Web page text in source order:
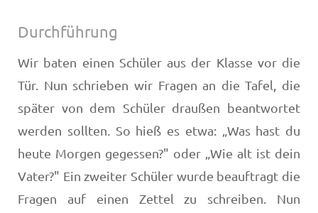
Durchführung
Wir baten einen Schüler aus der Klasse vor die
Tür. Nun schrieben wir Fragen an die Tafel, die
später von dem Schüler draußen beantwortet
werden sollten. So hieß es etwa: „Was hast du
heute Morgen gegessen?" oder „Wie alt ist dein
Vater?" Ein zweiter Schüler wurde beauftragt die
Fragen auf einen Zettel zu schreiben. Nun